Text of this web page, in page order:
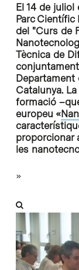
El 14 de
Parc Científic
del "Curs de
Tècnica de
Departament
Catalunya.
formació
europeu «
proporcionar
les
»